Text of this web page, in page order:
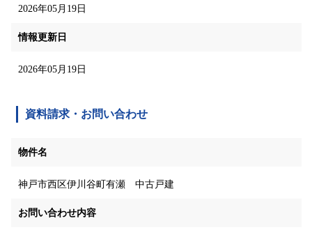
2026年05月19日
情報更新日
2026年05月19日
資料請求・お問い合わせ
物件名
神戸市西区伊川谷町有瀬 中古戸建
お問い合わせ内容